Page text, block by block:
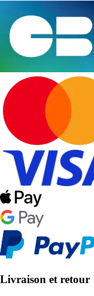
Livraison et retour